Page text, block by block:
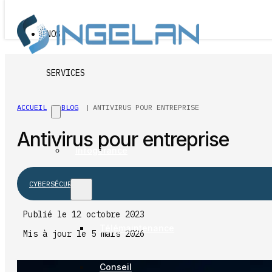
NOS
SERVICES
Infogérance
Télémaintenance
Conseil
ACCUEIL BLOG ANTIVIRUS POUR ENTREPRISE
Antivirus pour entreprise
CYBERSÉCURITÉ
Publié le 12 octobre 2023
Mis à jour le 5 mars 2026